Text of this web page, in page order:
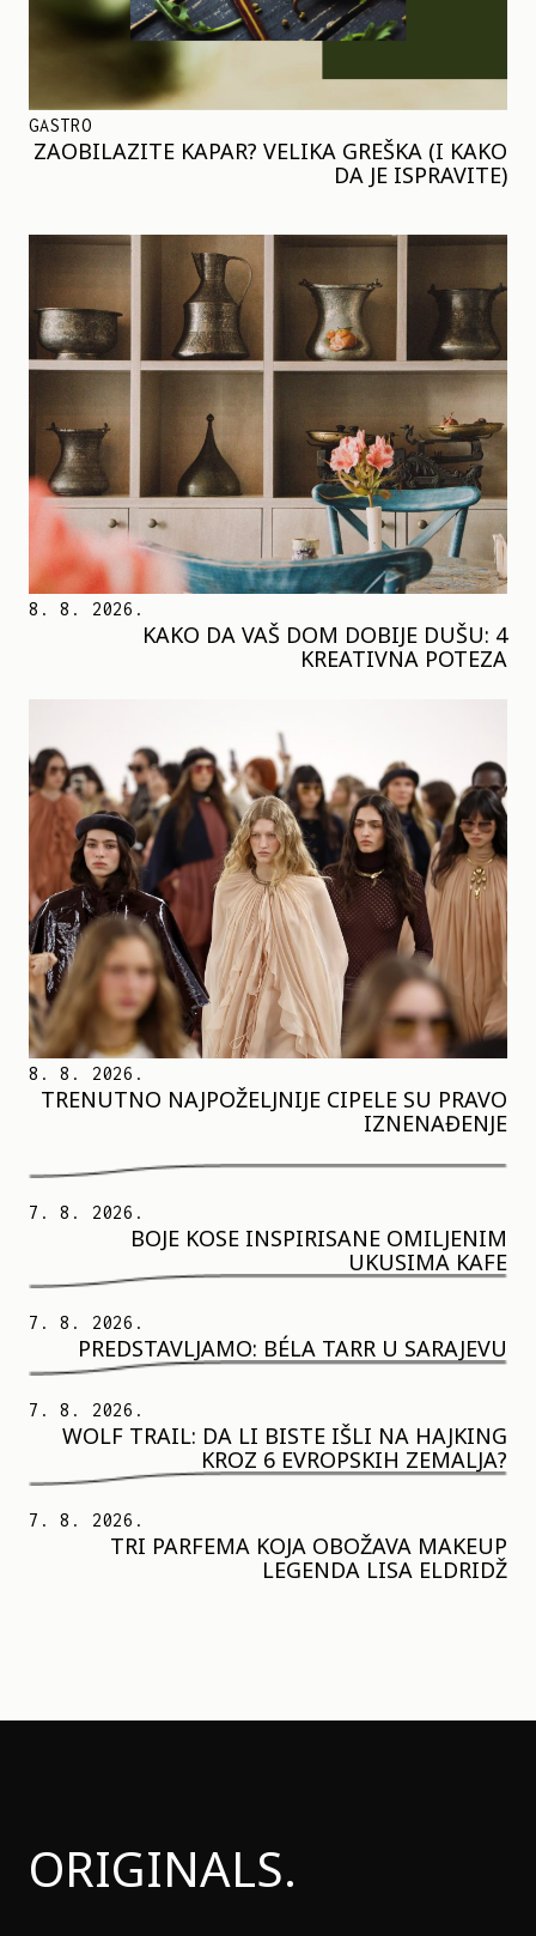
GASTRO
ZAOBILAZITE KAPAR? VELIKA GREŠKA (I KAKO
DA JE ISPRAVITE)
8. 8. 2026.
KAKO DA VAŠ DOM DOBIJE DUŠU: 4
KREATIVNA POTEZA
8. 8. 2026.
TRENUTNO NAJPOŽELJNIJE CIPELE SU PRAVO
IZNENAĐENJE
7. 8. 2026.
BOJE KOSE INSPIRISANE OMILJENIM
UKUSIMA KAFE
7. 8. 2026.
PREDSTAVLJAMO: BÉLA TARR U SARAJEVU
7. 8. 2026.
WOLF TRAIL: DA LI BISTE IŠLI NA HAJKING
KROZ 6 EVROPSKIH ZEMALJA?
7. 8. 2026.
TRI PARFEMA KOJA OBOŽAVA MAKEUP
LEGENDA LISA ELDRIDŽ
ORIGINALS.